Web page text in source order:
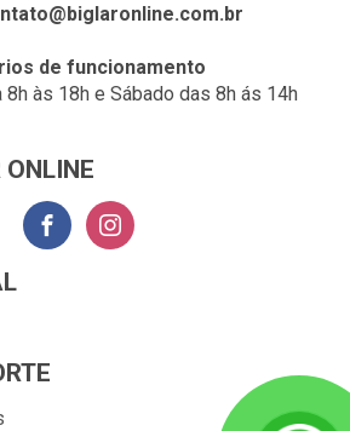
de funcionamento
8h às 18h e Sábado das 8h ás 14h